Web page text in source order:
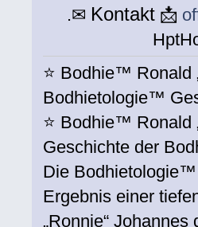
.✉ Kontakt 📩
⭐️ Bodhie™ Ronald
Bodhietologie™
⭐️ Bodhie™ Ronald
Geschichte der
Die
Ergebnis einer
„Ronnie“